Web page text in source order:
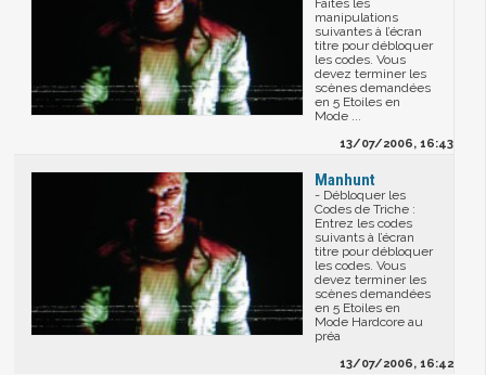
Faites les
manipulations
suivantes à l’écran
titre pour débloquer
les codes. Vous
devez terminer les
scènes demandées
en 5 Etoiles en
Mode ...
13/07/2006, 16:43
Manhunt
- Débloquer les
Codes de Triche :
Entrez les codes
suivants à l’écran
titre pour débloquer
les codes. Vous
devez terminer les
scènes demandées
en 5 Etoiles en
Mode Hardcore au
préa
13/07/2006, 16:42